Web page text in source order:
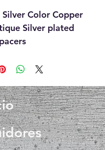
Color Copper
Silver plated